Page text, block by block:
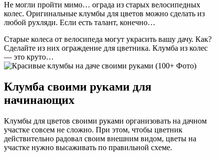
Не могли пройти мимо… ограда из старых велосипедных
колес. Оригинальные клумбы для цветов можно сделать из
любой рухляди. Если есть талант, конечно…
Старые колеса от велосипеда могут украсить вашу дачу. Как?
Сделайте из них ограждение для цветника. Клумба из колес
— это круто…
Клумба своими руками для
начинающих
Клумбы для цветов своими руками организовать на дачном
участке совсем не сложно. При этом, чтобы цветник
действительно радовал своим внешним видом, цветы на
участке нужно высаживать по правильной схеме.